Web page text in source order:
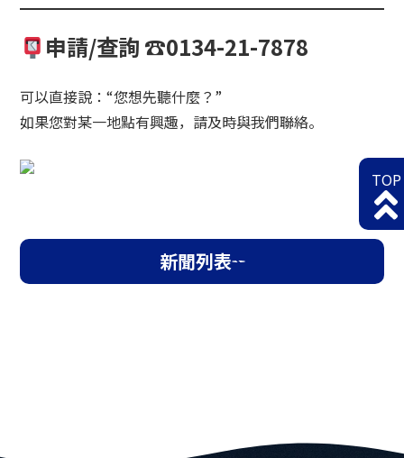
申請/查詢 ☎0134-21-7878
可以直接說：“您想先聽什麼？”
如果您對某一地點有興趣，請及時與我們聯絡。
新聞列表
TOP